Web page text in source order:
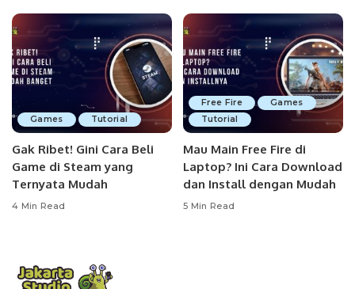
Games Tutorial
Gak Ribet! Gini Cara Beli
Game di Steam yang
Ternyata Mudah
4 Min Read
Free Fire
Games
Tutorial
Mau Main Free Fire di
Laptop? Ini Cara Download
dan Install dengan Mudah
5 Min Read